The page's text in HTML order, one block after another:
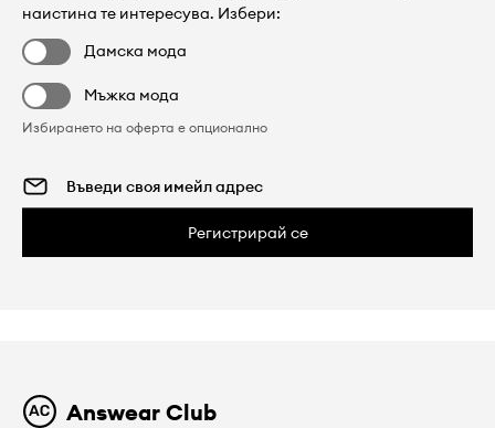
наистина те интересува. Избери:
Дамска мода
Мъжка мода
Избирането на оферта е опционално
Регистрирай се
Answear Club